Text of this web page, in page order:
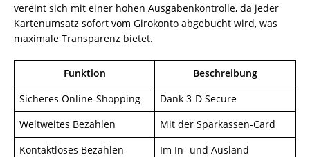
vereint sich mit einer hohen Ausgabenkontrolle, da jeder
Kartenumsatz sofort vom Girokonto abgebucht wird, was
maximale Transparenz bietet.
Funktion
Beschreibung
Sicheres Online-Shopping
Dank 3-D Secure
Weltweites Bezahlen
Mit der Sparkassen-Card
Kontaktloses Bezahlen
Im In- und Ausland